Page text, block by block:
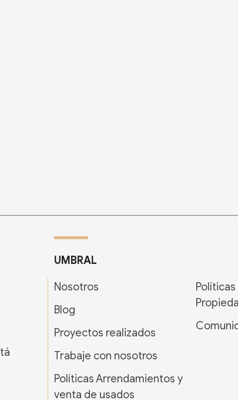
UMBRAL
Nosotros
Blog
Proyectos realizados
Trabaje con nosotros
Políticas Arrendamientos y
venta de usados